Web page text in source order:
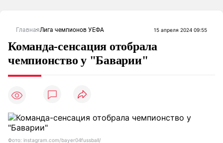
ГлавнаяЛига чемпионов УЕФА 15 апреля 2024 09:55
Команда-сенсация отобрала
чемпионство у "Баварии"
Фото: instagram.com/bayer04fussball/